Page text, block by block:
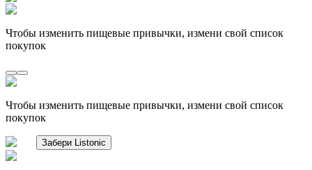
Чтобы изменить пищевые привычки, измени свой список
покупок
Чтобы изменить пищевые привычки, измени свой список
покупок
Забери Listonic